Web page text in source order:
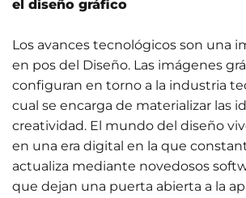
el diseño gráfico
Los avances tecnológicos son una
en pos del Diseño. Las imágenes
configuran en torno a la industria
cual se encarga de materializar las
creatividad. El mundo del diseño
en una era digital en la que
actualiza mediante novedosos
que dejan una puerta abierta a la